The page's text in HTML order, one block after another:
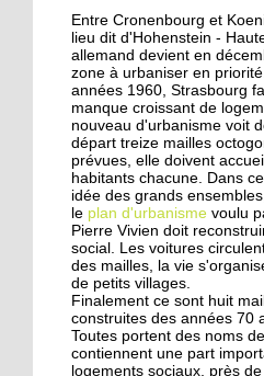
Hautepierre au
jeu vidéo
29 septembre 2016
Les jeunes de
au micro de Radio
25 septembre 2015
La rentrée
des Migrateurs
25 septembre 2015
L'utopie en sons
Entre Cronenbourg et
lieu dit d'Hohenstein -
allemand devient en
zone à urbaniser en
années 1960, Strasbourg
manque croissant de
nouveau d'urbanisme voit
départ treize mailles
prévues, elle doivent
habitants chacune. Dans
idée des grands
le plan d'urbanisme voulu
Pierre Vivien doit
social. Les voitures
des mailles, la vie
de petits villages.
Finalement ce sont huit
construites des années 70
Toutes portent des noms
contiennent une part
logements sociaux, près